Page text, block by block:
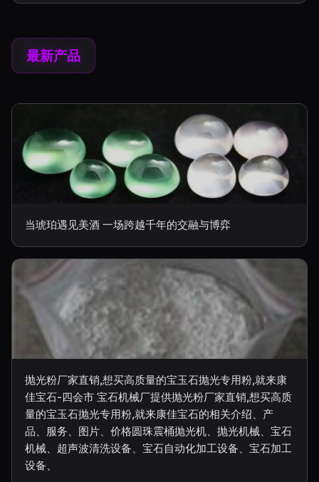
最新产品
当琥珀遇见美酒 一场跨越千年的交融与博弈
抛光粉厂家直销,想买高质量的宝玉石抛光专用粉,就来康
佳宝石-四会市 宝石机械厂提供抛光粉厂家直销,想买高质
量的宝玉石抛光专用粉,就来康佳宝石的相关介绍、产
品、服务、图片、价格圆珠震桶抛光机、抛光机械、宝石
机械、超声波清洗设备、宝石自动化加工设备、宝石加工
设备、